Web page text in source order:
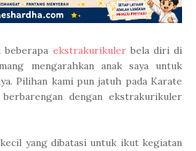
beberapa ekstrakurikulerbela diri di
mengarahkan anak saya untuk
Pilihan kami pun jatuh pada Karate
dengan ekstrakurikuler
kecil yang dibatasi untuk ikut kegiatan